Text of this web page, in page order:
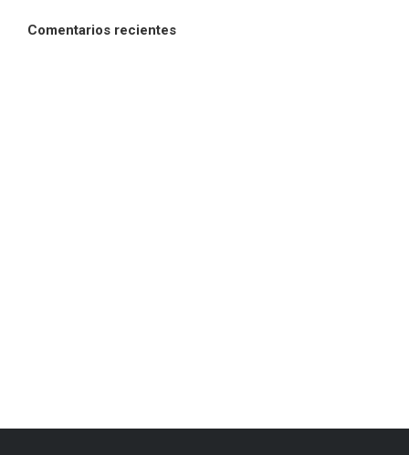
Comentarios recientes